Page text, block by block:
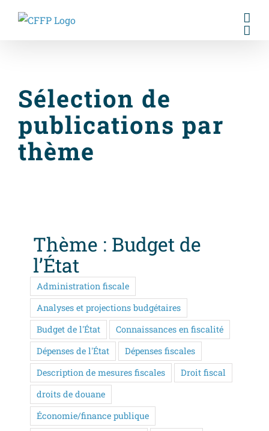
Sélection de
publications par
thème
Thème : Budget de
l’État
Administration fiscale
Analyses et projections budgétaires
Budget de l'État
Connaissances en fiscalité
Dépenses de l'État
Dépenses fiscales
Description de mesures fiscales
Droit fiscal
droits de douane
Économie/finance publique